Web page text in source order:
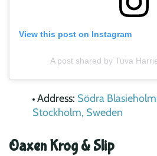
View this post on Instagram
A post shared by Tuva
Address: Södra
Stockholm, Sweden
Oaxen Krog & Slip